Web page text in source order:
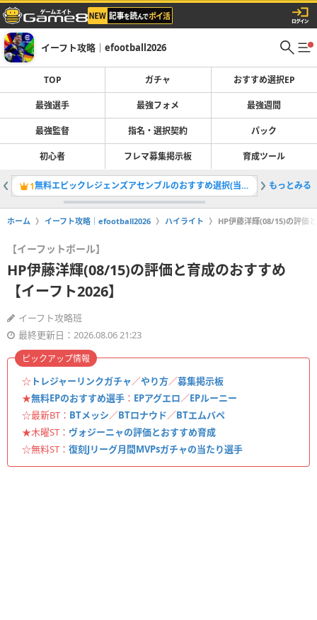
イーフト攻略｜efootball2026
TOP ガチャ おすすめ選択EP
最強選手 最強フォメ 最強週間
最強監督 指名・選択契約 パック
初心者 フレマ募集掲示板 育成ツール
1 無料エピックレジェンズアセンブルのおすすめ選択(当たり)選手ランキングと引き方 2最強選
もっとみる
ホーム イーフト攻略｜efootball2026 ハイライト HP伊藤洋輝(08/15)の評価
【イーフットボール】
HP伊藤洋輝(08/15)の評価と育成のおすすめ
【イーフト2026】
イーフト攻略班
最終更新日：2026.08.06 21:23
☆ トレジャーリンクガチャ／やり方／募集掲示板
★無料EPのおすすめ選手 ： EPアグエロ／EPルーニー
☆最新BT： BTメッシ／BTロナウド／BTエムバペ
★木曜ST： ヴォジーニャの評価とおすすめ育成
☆無料ST： 復刻Jリーグ月間MVPsガチャの当たり選手
ピックアップ情報